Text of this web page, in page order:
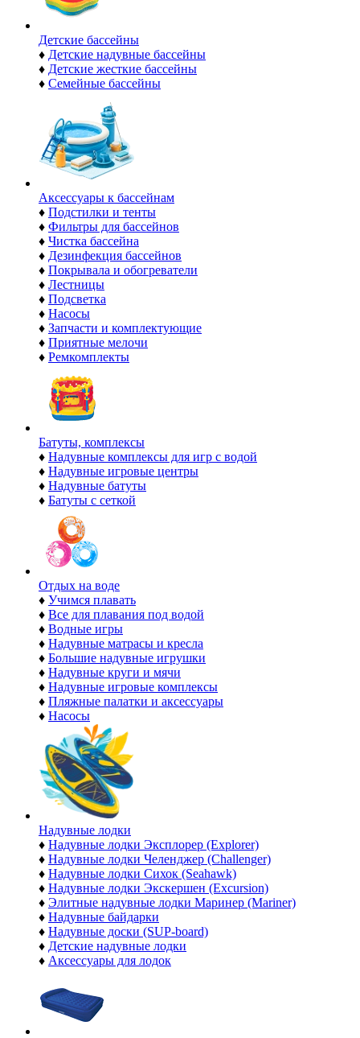
Детские бассейны
♦ Детские надувные бассейны
♦ Детские жесткие бассейны
♦ Семейные бассейны
Аксессуары к бассейнам
♦ Подстилки и тенты
♦ Фильтры для бассейнов
♦ Чистка бассейна
♦ Дезинфекция бассейнов
♦ Покрывала и обогреватели
♦ Лестницы
♦ Подсветка
♦ Насосы
♦ Запчасти и комплектующие
♦ Приятные мелочи
♦ Ремкомплекты
Батуты, комплексы
♦ Надувные комплексы для игр с водой
♦ Надувные игровые центры
♦ Надувные батуты
♦ Батуты с сеткой
Отдых на воде
♦ Учимся плавать
♦ Все для плавания под водой
♦ Водные игры
♦ Надувные матрасы и кресла
♦ Большие надувные игрушки
♦ Надувные круги и мячи
♦ Надувные игровые комплексы
♦ Пляжные палатки и аксессуары
♦ Насосы
Надувные лодки
♦ Надувные лодки Эксплорер (Explorer)
♦ Надувные лодки Челенджер (Challenger)
♦ Надувные лодки Сихок (Seahawk)
♦ Надувные лодки Экскершен (Excursion)
♦ Элитные надувные лодки Маринер (Mariner)
♦ Надувные байдарки
♦ Надувные доски (SUP-board)
♦ Детские надувные лодки
♦ Аксессуары для лодок